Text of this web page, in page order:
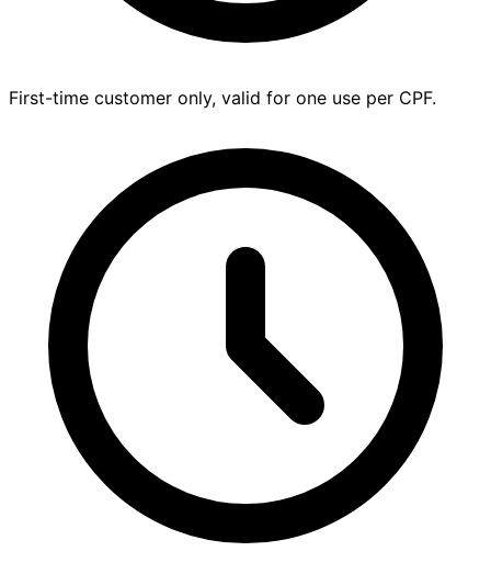
First-time customer only, valid for one use per CPF.